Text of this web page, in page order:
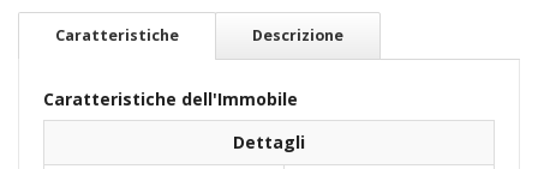
Caratteristiche Descrizione
Caratteristiche dell'Immobile
Dettagli